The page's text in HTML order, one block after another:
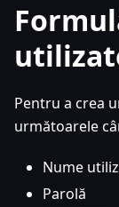
Pentru a crea
următoarele
Nume
Parolă